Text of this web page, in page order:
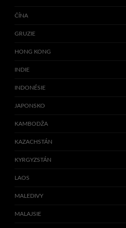
ČÍNA
GRUZIE
HONG KONG
INDIE
INDONÉSIE
JAPONSKO
KAMBODŽA
KAZACHSTÁN
KYRGYZSTÁN
LAOS
MALEDIVY
MALAJSIE